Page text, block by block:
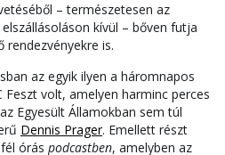
– természetesen az
kívül – bőven futja
rendezvényekre is.
az egyik ilyen a háromnapos
Feszt volt, amelyen harminc perces
Egyesült Államokban sem túl
Dennis Prager. Emellett részt
órás podcastben, amelyben az